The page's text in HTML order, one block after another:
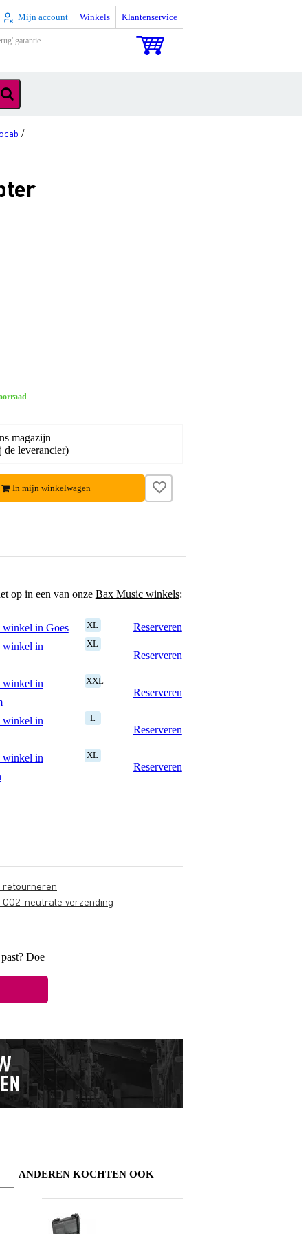
Mijn account Winkels Klantenservice
garantie
/
magazijn
de leverancier)
In mijn winkelwagen
op in een van onze Bax Music winkels:
in Goes XL
Reserveren
winkel in
XL
Reserveren
winkel in
XXL
Reserveren
winkel in
L
Reserveren
winkel in
XL
Reserveren
retourneren
CO2-neutrale verzending
Doe
Schrijf zelf een review
ANDEREN KOCHTEN OOK